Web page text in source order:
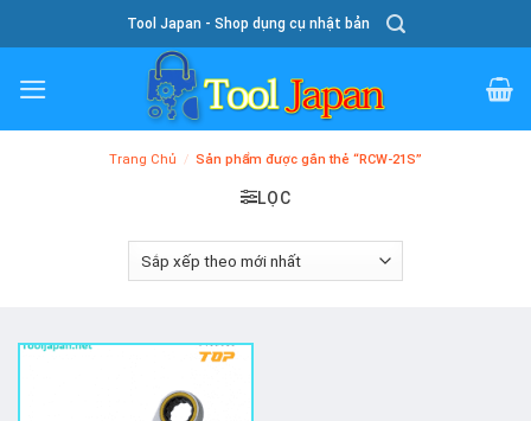
To
Content
Tool Japan - Shop dụng cụ nhật bản
Trang Chủ / Sản phẩm được gắn thẻ “RCW-21S”
LỌC